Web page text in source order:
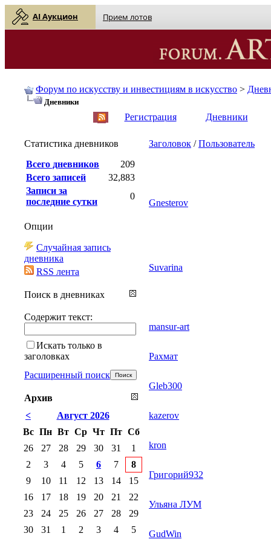
AI Аукцион Прием лотов
Форум по искусству и инвестициям в искусство >
Дневники
Регистрация Дневники
Заголовок /Пользователь
Gnesterov
Suvarina
mansur-art
Рахмат
Gleb300
kazerov
kron
Григорий932
Ульяна ЛУМ
GudWin
Статистика дневников
Всего дневников
209
Всего записей
32,883
Записи за
последние сутки
0
Опции
Случайная запись
дневника
RSS лента
Поиск в дневниках
Содержит текст:
Искать только в
заголовках
Расширенный поиск
Архив
<
Август 2026
Вс Пн Вт Ср Чт Пт Сб
26
27 28 29 30 31
1
2
3 4 5 6 7
8
9
10 11 12 13 14
15
16
17 18 19 20 21
22
23
24 25 26 27 28
29
30
31 1 2 3 4 5